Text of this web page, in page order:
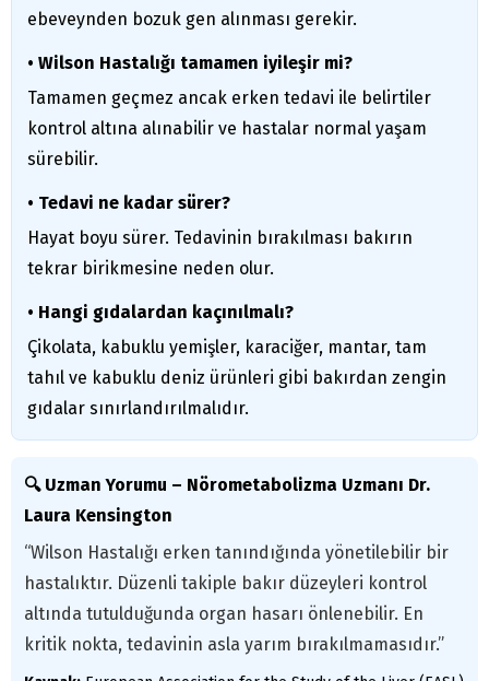
ebeveynden bozuk gen alınması gerekir.
• Wilson Hastalığı tamamen iyileşir mi?
Tamamen geçmez ancak erken tedavi ile belirtiler
kontrol altına alınabilir ve hastalar normal yaşam
sürebilir.
• Tedavi ne kadar sürer?
Hayat boyu sürer. Tedavinin bırakılması bakırın
tekrar birikmesine neden olur.
• Hangi gıdalardan kaçınılmalı?
Çikolata, kabuklu yemişler, karaciğer, mantar, tam
tahıl ve kabuklu deniz ürünleri gibi bakırdan zengin
gıdalar sınırlandırılmalıdır.
🔍 Uzman Yorumu – Nörometabolizma Uzmanı Dr.
Laura Kensington
“Wilson Hastalığı erken tanındığında yönetilebilir bir
hastalıktır. Düzenli takiple bakır düzeyleri kontrol
altında tutulduğunda organ hasarı önlenebilir. En
kritik nokta, tedavinin asla yarım bırakılmamasıdır.”